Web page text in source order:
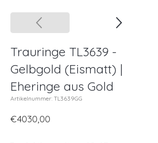
Trauringe TL3639 -
Gelbgold (Eismatt) |
Eheringe aus Gold
Artikelnummer: TL3639GG
€4030,00